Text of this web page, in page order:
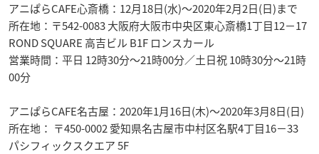
アニぱらCAFE心斎橋：12月18日(水)～2020年2月2日(日)まで
所在地：〒542-0083 大阪府大阪市中央区東心斎橋1丁目12−17
ROND SQUARE 高吉ビル B1F ロンスカール
営業時間：平日 12時30分～21時00分／土日祝 10時30分～21時
00分
アニぱらCAFE名古屋：2020年1月16日(木)～2020年3月8日(日)
所在地： 〒450-0002 愛知県名古屋市中村区名駅4丁目16−33
パシフィックスクエア 5F